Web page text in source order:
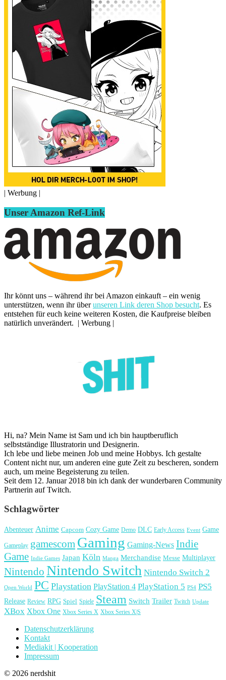
| Werbung |
Unser Amazon Ref-Link
Ihr könnt uns – während ihr bei Amazon einkauft – ein wenig
unterstützen, wenn ihr überunseren Link deren Shop besucht. Es
entstehen für euch keine weiteren Kosten, die Kaufpreise bleiben
natürlich unverändert. | Werbung |
Hi, na? Mein Name ist Sam und ich bin hauptberuflich
selbstständige Illustratorin und Designerin.
Ich lebe und liebe meinen Job und meine Hobbys. Ich gestalte
Content nicht nur, um anderen eine gute Zeit zu bescheren, sondern
auch, um meine Begeisterung zu teilen.
Seit dem 12. Januar 2018 bin ich dank der wunderbaren Community
Partnerin auf Twitch.
Schlagwörter
Abenteuer Anime Capcom Cozy Game Demo DLC Early Access Event Game
Gameplay gamescom Gaming Gaming-News Indie
Game Indie Games Japan Köln Manga Merchandise Messe Multiplayer
Nintendo Nintendo Switch Nintendo Switch 2
Open World PC Playstation PlayStation 4 PlayStation 5 PS4 PS5
Release Review RPG Spiel Spiele Steam Switch Trailer Twitch Update
XBox Xbox One Xbox Series X Xbox Series X|S
Datenschutzerklärung
Kontakt
Mediakit | Kooperation
Impressum
© 2026 nerdshit